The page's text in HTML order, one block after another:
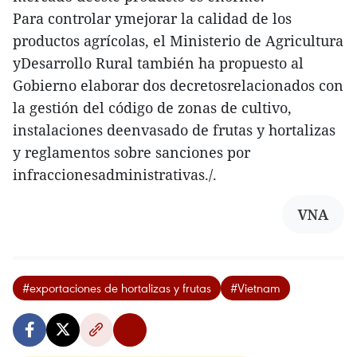
Para controlar ymejorar la calidad de los
productos agrícolas, el Ministerio de Agricultura
yDesarrollo Rural también ha propuesto al
Gobierno elaborar dos decretosrelacionados con
la gestión del código de zonas de cultivo,
instalaciones deenvasado de frutas y hortalizas
y reglamentos sobre sanciones por
infraccionesadministrativas./.
VNA
#exportaciones de hortalizas y frutas #Vietnam